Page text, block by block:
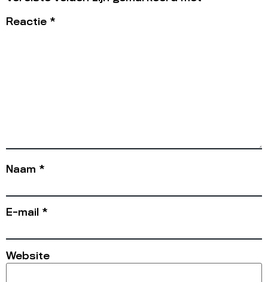
Reactie *
Naam *
E-mail *
Website